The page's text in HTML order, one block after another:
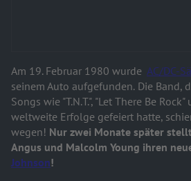
Am 19. Februar 1980 wurde AC/DC-
seinem Auto aufgefunden. Die Band,
Songs wie "T.N.T.", "Let There Be Rock"
weltweite Erfolge gefeiert hatte,
wegen! Nur zwei Monate später
Angus und Malcolm Young ihren
Johnson!